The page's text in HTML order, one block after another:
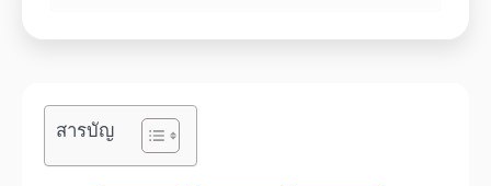
สารบัญ